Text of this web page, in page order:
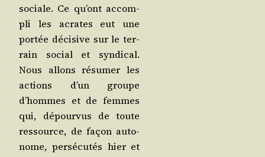
sociale. Ce qu’ont accom­
pli les acrates eut une
por­tée déci­sive sur le ter­
rain social et syn­di­cal.
Nous allons résu­mer les
actions d’un groupe
d’hommes et de femmes
qui, dépour­vus de toute
res­source, de façon auto­
nome, per­sé­cu­tés hier et